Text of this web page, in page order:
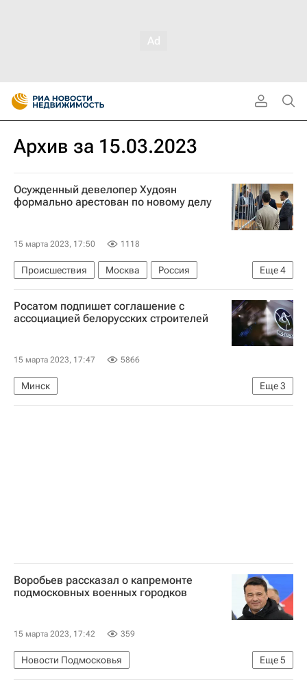
Архив за 15.03.2023
Осужденный девелопер Худоян
формально арестован по новому делу
15 марта 2023, 17:50 1118
Еще4
Происшествия Москва
Россия
Московский городской суд
Альберт Худоян
Криминал
Девелоперы
Росатом подпишет соглашение с
ассоциацией белорусских строителей
15 марта 2023, 17:47 5866
Еще3
Минск
Государственная корпорация по атомной энергии "Росатом"
Воробьев рассказал о капремонте
подмосковных военных городков
15 марта 2023, 17:42 359
Еще5
Новости Подмосковья
Московская область (Подмосковье)
Власиха